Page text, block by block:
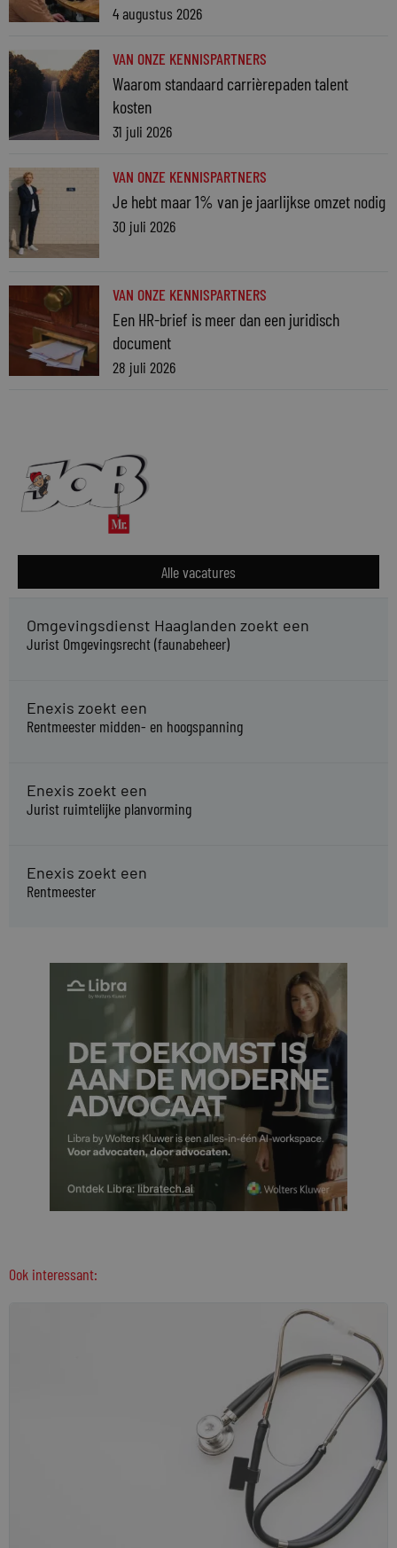
4 augustus 2026
VAN ONZE KENNISPARTNERS
Waarom standaard carrièrepaden talent
kosten
31 juli 2026
VAN ONZE KENNISPARTNERS
Je hebt maar 1% van je jaarlijkse omzet nodig
30 juli 2026
VAN ONZE KENNISPARTNERS
Een HR-brief is meer dan een juridisch
document
28 juli 2026
Alle vacatures
Omgevingsdienst Haaglanden zoekt een
Jurist Omgevingsrecht (faunabeheer)
Enexis zoekt een
Rentmeester midden- en hoogspanning
Enexis zoekt een
Jurist ruimtelijke planvorming
Enexis zoekt een
Rentmeester
Ook interessant: